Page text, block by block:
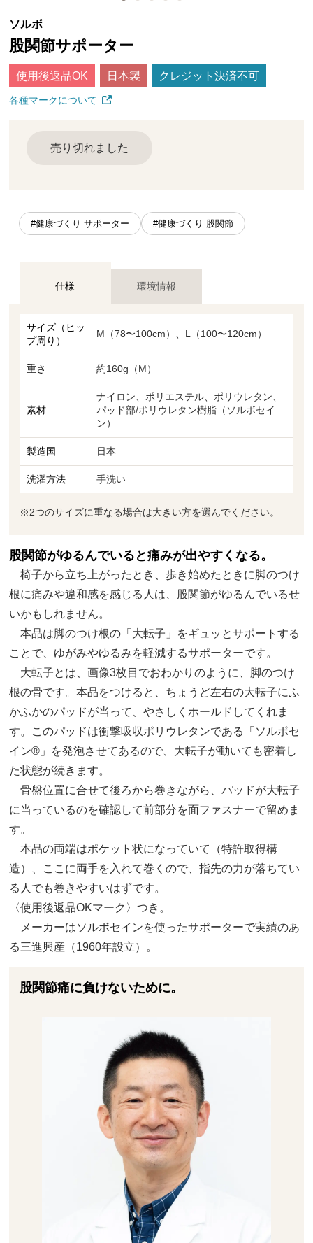
ソルボ
股関節サポーター
使用後返品OK 日本製 クレジット決済不可
各種マークについて
売り切れました
#健康づくり サポーター #健康づくり 股関節
仕様 環境情報
サイズ（ヒッ
プ周り）
M（78〜100cm）、L（100〜120cm）
重さ 約160g（M）
素材
ナイロン、ポリエステル、ポリウレタン、
パッド部/ポリウレタン樹脂（ソルボセイ
ン）
製造国 日本
洗濯方法 手洗い
※2つのサイズに重なる場合は大きい方を選んでください。
股関節がゆるんでいると痛みが出やすくなる。
椅子から立ち上がったとき、歩き始めたときに脚のつけ
根に痛みや違和感を感じる人は、股関節がゆるんでいるせ
いかもしれません。
本品は脚のつけ根の「大転子」をギュッとサポートする
ことで、ゆがみやゆるみを軽減するサポーターです。
大転子とは、画像3枚目でおわかりのように、脚のつけ
根の骨です。本品をつけると、ちょうど左右の大転子にふ
かふかのパッドが当って、やさしくホールドしてくれま
す。このパッドは衝撃吸収ポリウレタンである「ソルボセ
イン®」を発泡させてあるので、大転子が動いても密着し
た状態が続きます。
骨盤位置に合せて後ろから巻きながら、パッドが大転子
に当っているのを確認して前部分を面ファスナーで留めま
す。
本品の両端はポケット状になっていて（特許取得構
造）、ここに両手を入れて巻くので、指先の力が落ちてい
る人でも巻きやすいはずです。
〈使用後返品OKマーク〉つき。
メーカーはソルボセインを使ったサポーターで実績のあ
る三進興産（1960年設立）。
股関節痛に負けないために。